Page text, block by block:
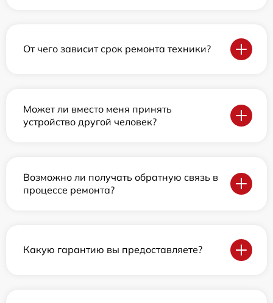
От чего зависит срок ремонта техники?
Может ли вместо меня принять
устройство другой человек?
Возможно ли получать обратную связь в
процессе ремонта?
Какую гарантию вы предоставляете?